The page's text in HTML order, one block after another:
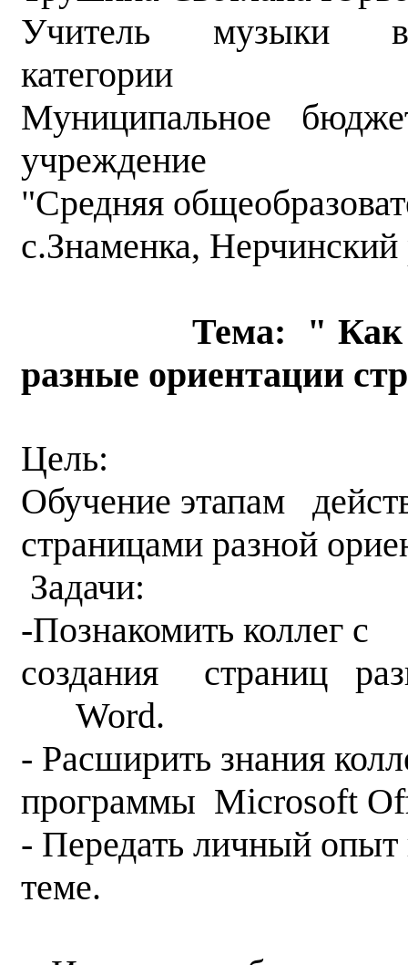
Учитель музыки
категории
Муниципальное
учреждение
"Средняя
с.Знаменка,
Тема: " Как
разные ориентации
Цель:
Обучение этапам
страницами разной
Задачи:
-Познакомить коллег
создания страниц
Word.
- Расширить знания
программы Microsoft
- Передать личный
теме.